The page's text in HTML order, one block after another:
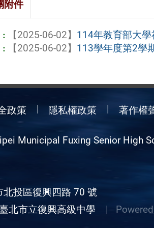
附件
【2025-06-02】 114年教育部大學
【2025-06-02】 113學年度第2學
政策 隱私權政策 著作權
Municipal Fuxing Senior High
投區復興四路 70 號
北市立復興高級中學 |